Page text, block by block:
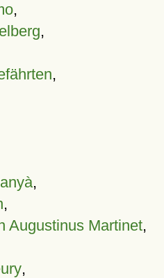
,
,
,
,
,
Augustinus Martinet,
,